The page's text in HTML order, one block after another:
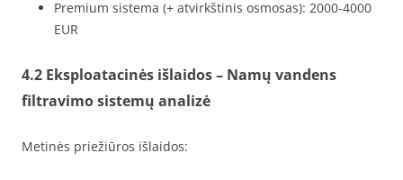
Premium sistema (+ atvirkštinis osmosas): 2000-4000
EUR
4.2 Eksploatacinės išlaidos – Namų vandens
filtravimo sistemų analizė
Metinės priežiūros išlaidos: